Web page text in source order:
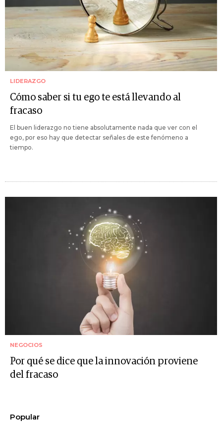
LIDERAZGO
Cómo saber si tu ego te está llevando al
fracaso
El buen liderazgo no tiene absolutamente nada que ver con el
ego, por eso hay que detectar señales de este fenómeno a
tiempo.
NEGOCIOS
Por qué se dice que la innovación proviene
del fracaso
Popular